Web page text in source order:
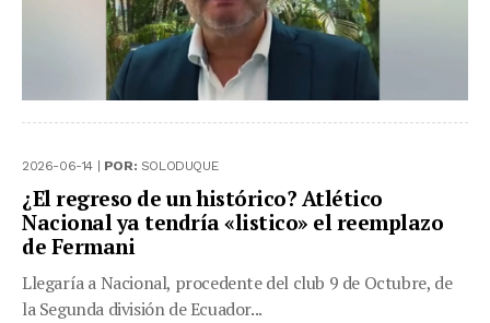
2026-06-14 | POR: SOLODUQUE
¿El regreso de un histórico? Atlético
Nacional ya tendría «listico» el reemplazo
de Fermani
Llegaría a Nacional, procedente del club 9 de Octubre, de
la Segunda división de Ecuador...